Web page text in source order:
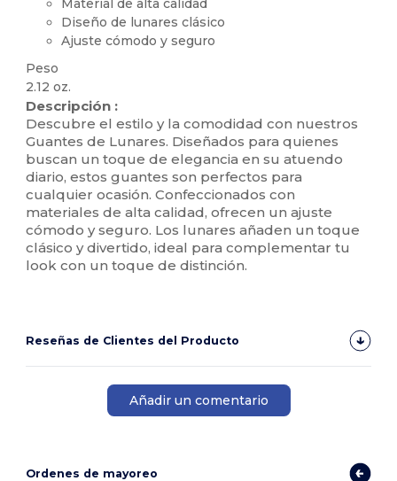
Material de alta calidad
Diseño de lunares clásico
Ajuste cómodo y seguro
Peso
2.12 oz.
Descripción :
Descubre el estilo y la comodidad con nuestros
Guantes de Lunares. Diseñados para quienes
buscan un toque de elegancia en su atuendo
diario, estos guantes son perfectos para
cualquier ocasión. Confeccionados con
materiales de alta calidad, ofrecen un ajuste
cómodo y seguro. Los lunares añaden un toque
clásico y divertido, ideal para complementar tu
look con un toque de distinción.
Reseñas de Clientes del Producto
Añadir un comentario
Ordenes de mayoreo